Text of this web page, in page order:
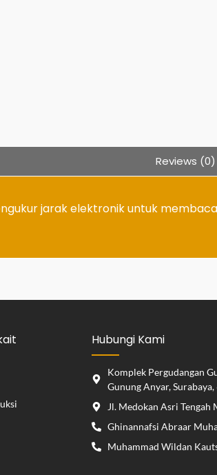
Reviews (0)
jarak elektronik untuk
Hubungi Kami
Komplek Pergudangan
Gunung Anyar,
Jl. Medokan Asri Tengah
Ghinannafsi Abraar
Muhammad Wildan